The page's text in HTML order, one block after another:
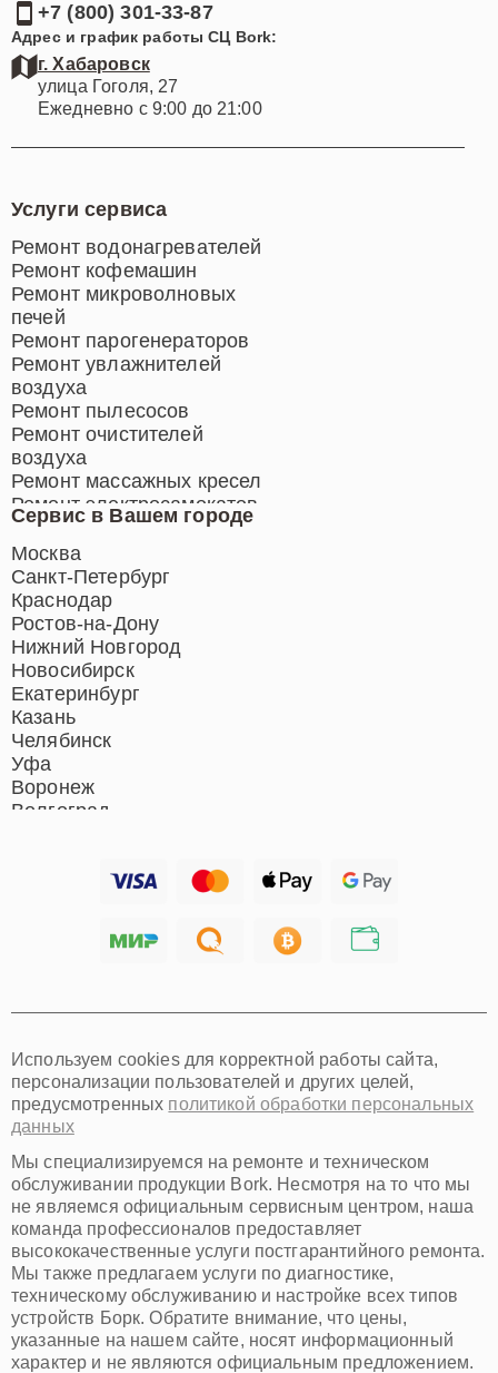
+7 (800) 301-33-87
Адрес и график работы СЦ Bork:
г. Хабаровск
улица Гоголя, 27
Ежедневно с 9:00 до 21:00
Сервис в Вашем городе
Москва
Санкт-Петербург
Краснодар
Ростов-на-Дону
Нижний Новгород
Новосибирск
Екатеринбург
Казань
Челябинск
Уфа
Воронеж
Волгоград
Хабаровск
Иркутск
Омск
Красноярск
Пермь
Ульяновск
Киров
Архангельск
Астрахань
Белгород
Благовещенск
Брянск
Владивосток
Владикавказ
Владимир
Услуги сервиса
Ремонт водонагревателей
Ремонт кофемашин
Ремонт микроволновых
печей
Ремонт парогенераторов
Ремонт увлажнителей
воздуха
Ремонт пылесосов
Ремонт очистителей
воздуха
Ремонт массажных кресел
Ремонт электросамокатов
Ремонт индукционных плит
Ремонт роботов-пылесосов
Ремонт гладильных систем
Ремонт отпаривателей
Ремонт вертикальных
пылесосов
Используем cookies для корректной работы сайта,
персонализации пользователей и других целей,
предусмотренных политикой обработки персональных
данных
Мы специализируемся на ремонте и техническом
обслуживании продукции Bork. Несмотря на то что мы
не являемся официальным сервисным центром, наша
команда профессионалов предоставляет
высококачественные услуги постгарантийного ремонта.
Мы также предлагаем услуги по диагностике,
техническому обслуживанию и настройке всех типов
устройств Борк. Обратите внимание, что цены,
указанные на нашем сайте, носят информационный
характер и не являются официальным предложением.